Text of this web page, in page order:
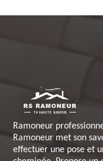
Ramoneur
Ramoneur met son
effectuer une pose et